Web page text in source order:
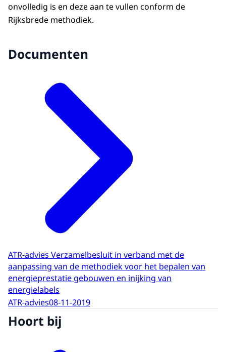
onvolledig is en deze aan te vullen conform de
Rijksbrede methodiek.
Documenten
ATR-advies Verzamelbesluit in verband met de
aanpassing van de methodiek voor het bepalen van
energieprestatie gebouwen en inijking van
energielabels
ATR-advies08-11-2019
Hoort bij